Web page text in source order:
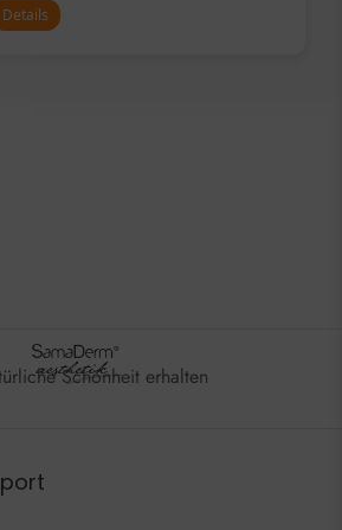
Details
Schönheit erhalten